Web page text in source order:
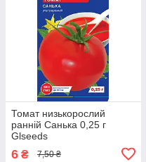
Томат низькорослий
ранній Санька 0,25 г
Glseeds
6 ₴ 7,50 ₴